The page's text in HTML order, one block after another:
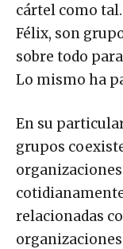
cártel como
Félix, son
sobre todo
Lo mismo ha
En su
grupos
relacionadas